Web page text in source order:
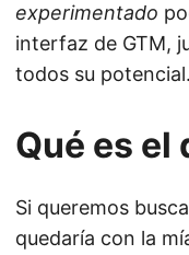
experimentado
interfaz de GTM,
todos su potencial.
Qué es el
Si queremos
quedaría con la